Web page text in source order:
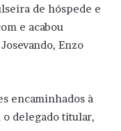
de hóspede e
e acabou
Enzo
encaminhados à
o delegado titular,